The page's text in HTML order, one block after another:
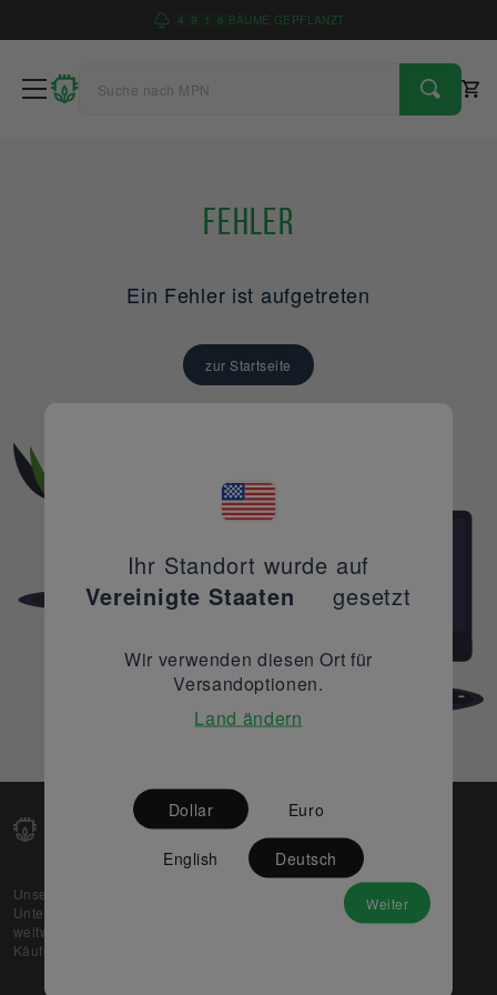
4 9 1 6 BÄUME GEPFLANZT
Fehler
Ein Fehler ist aufgetreten
zur Startseite
Unsere Web-Plattform unterstützt OEM- und EMS-
Unternehmen dabei, ihre überschüssigen Lagerbestände
weltweit zu verkaufen und gleichzeitig den potenziellen
Käufern beste Preise und Qualität zu bieten.
Partner
Ihr Standort wurde auf
Vereinigte Staaten
gesetzt
Wir verwenden diesen Ort für
Versandoptionen.
Land ändern
Dollar Euro
English Deutsch
Weiter